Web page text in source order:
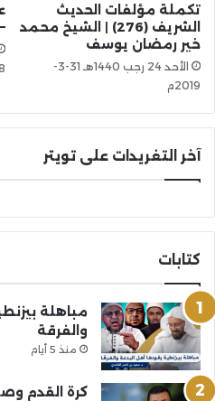
تكملة مؤلفات الحديث
الشريف (276) | الشيخ محمد
خير رمضان يوسف
الأحد 24 رجب 1440هـ 31-3-
2019م
آخر التغريدات على تويتر
كتابات
مباهلة
والفرقة
منذ 5 أيام
كرة القدم